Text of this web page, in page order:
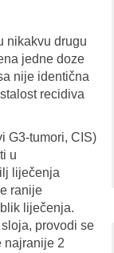
nikakvu drugu
jedne doze
nije identična
recidiva
G3-tumori, CIS)
u
liječenja
ranije
liječenja.
provodi se
najranije 2